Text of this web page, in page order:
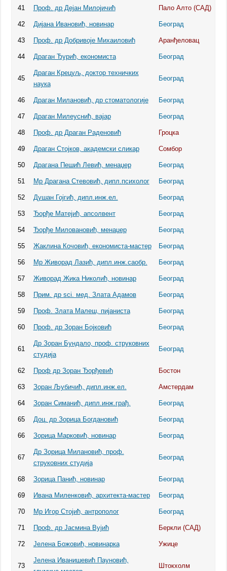
41 Проф. др Дејан Милојичић Пало Алто (САД)
42 Дијана Ивановић, новинар Београд
43 Проф. др Добривоје Михаиловић Аранђеловац
44 Драган Ђурић, економиста Београд
45
Драган Крецуљ, доктор техничких
наука
Београд
46 Драган Милановић, др стоматологије Београд
47 Драган Милеуснић, вајар Београд
48 Проф. др Драган Раденовић Гроцка
49 Драган Стојков, академски сликар Сомбор
50 Драгана Пешић Левић, менаџер Београд
51 Мр Драгана Стевовић, дипл.психолог Београд
52 Душан Гојгић, дипл.инж.ел. Београд
53 Ђорђе Матејић, апсолвент Београд
54 Ђорђе Миловановић, менаџер Београд
55 Жаклина Кочовић, економиста-мастер Београд
56 Мр Живорад Лазић, дипл.инж.саобр. Београд
57 Живорад Жика Николић, новинар Београд
58 Прим. др sci. мед. Злата Адамов Београд
59 Проф. Злата Малеш, пијаниста Београд
60 Проф. др Зоран Бојковић Београд
61
Др Зоран Бундало, проф. струковних
студија
Београд
62 Проф др Зоран Ђорђевић Бостон
63 Зоран Љубичић, дипл.инж.ел. Амстердам
64 Зоран Симанић, дипл.инж.грађ. Београд
65 Доц. др Зорица Богдановић Београд
66 Зорица Марковић, новинар Београд
67
Др Зорица Милановић, проф.
струковних студија
Београд
68 Зорица Панић, новинар Београд
69 Ивана Миленковић, архитекта-мастер Београд
70 Мр Игор Стојић, антрополог Београд
71 Проф. др Јасмина Вујић Беркли (САД)
72 Јелена Божовић, новинарка Ужице
73
Јелена Иванишевић Пауновић,
Штокхолм